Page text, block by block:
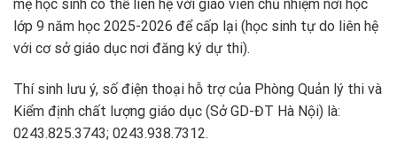
mẹ học sinh có thể liên hệ với giáo viên chủ nhiệm nơi học
lớp 9 năm học 2025-2026 để cấp lại (học sinh tự do liên hệ
với cơ sở giáo dục nơi đăng ký dự thi).
Thí sinh lưu ý, số điện thoại hỗ trợ của Phòng Quản lý thi và
Kiểm định chất lượng giáo dục (Sở GD-ĐT Hà Nội) là:
0243.825.3743; 0243.938.7312.